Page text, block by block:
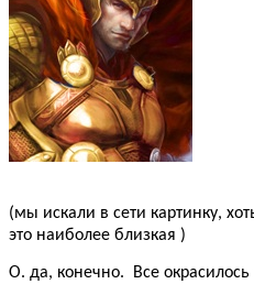
(мы искали в сети картинку,
это наиболее близкая )
О. да, конечно. Все